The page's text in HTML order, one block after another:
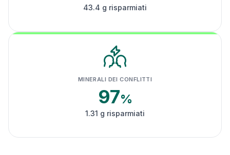
43.4 g risparmiati
MINERALI DEI CONFLITTI
97%
1.31 g risparmiati